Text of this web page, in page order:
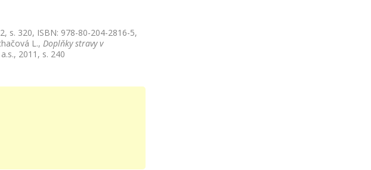
s. 320, ISBN: 978-80-204-2816-5,
L., Doplňky stravy v
2011, s. 240